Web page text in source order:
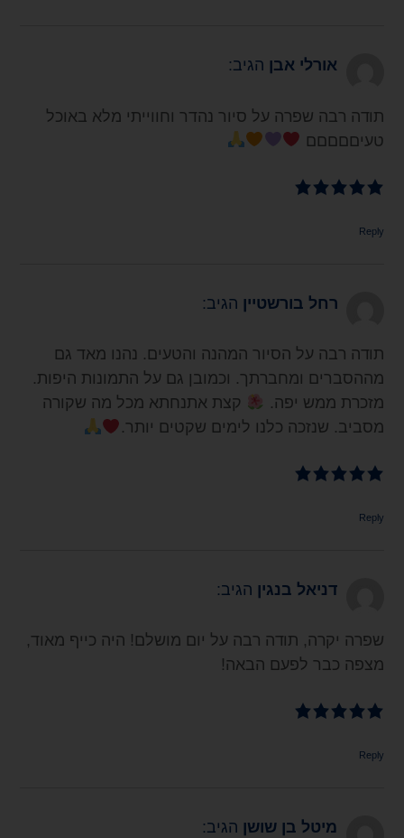
אורלי אבן הגיב:
תודה רבה שפרה על סיור נהדר וחווייתי מלא באוכל
טעיםםםםם
Reply
רחל בורשטיין הגיב:
תודה רבה על הסיור המהנה והטעים. נהנו מאד גם
מההסברים ומחברתך. וכמובן גם על התמונות היפות.
מזכרת ממש יפה.
קצת אתנחתא מכל מה שקורה
מסביב. שנזכה כלנו לימים שקטים יותר.
Reply
דניאל בנגין הגיב:
שפרה יקרה, תודה רבה על יום מושלם! היה כייף מאוד,
מצפה כבר לפעם הבאה!
Reply
מיטל בן שושן הגיב: